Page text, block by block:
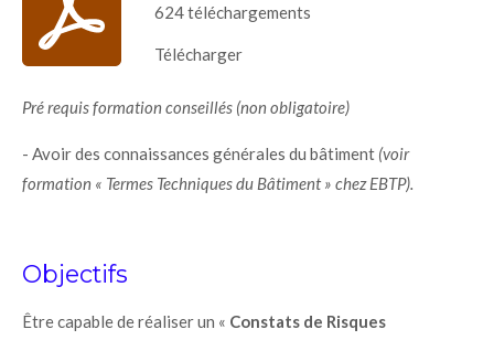
624 téléchargements
Télécharger
Pré requis formation conseillés (non obligatoire)
- Avoir des connaissances générales du bâtiment (voir
formation « Termes Techniques du Bâtiment » chez EBTP).
Objectifs
Être capable de réaliser un « Constats de Risques